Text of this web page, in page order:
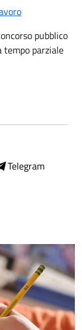
pubblico
tempo parziale
Telegram